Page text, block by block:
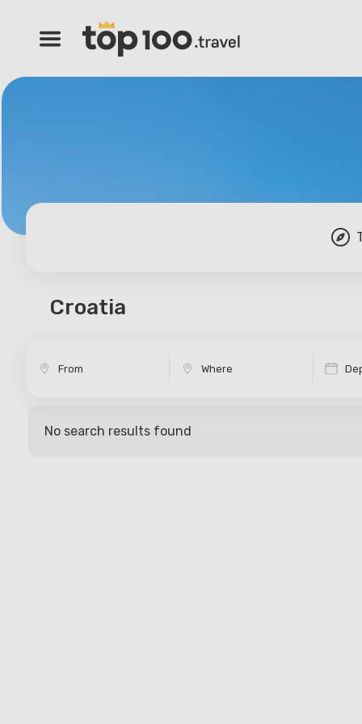
Croatia
No search results found